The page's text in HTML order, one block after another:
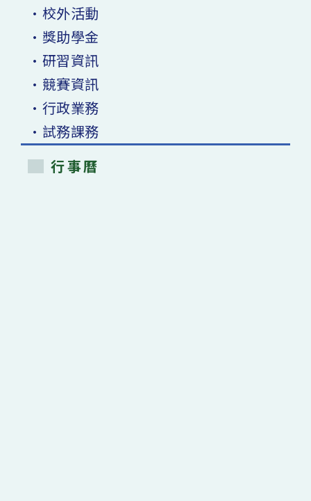
•校外活動
•獎助學金
•研習資訊
•競賽資訊
•行政業務
•試務課務
行事曆